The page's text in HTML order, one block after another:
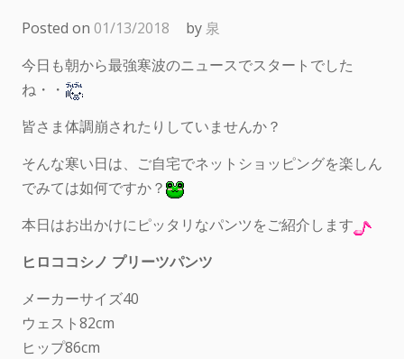
Posted on 01/13/2018 by 泉
今日も朝から最強寒波のニュースでスタートでした
ね・・
皆さま体調崩されたりしていませんか？
そんな寒い日は、ご自宅でネットショッピングを楽しん
でみては如何ですか？
本日はお出かけにピッタリなパンツをご紹介します
ヒロココシノ プリーツパンツ
メーカーサイズ40
ウェスト82cm
ヒップ86cm